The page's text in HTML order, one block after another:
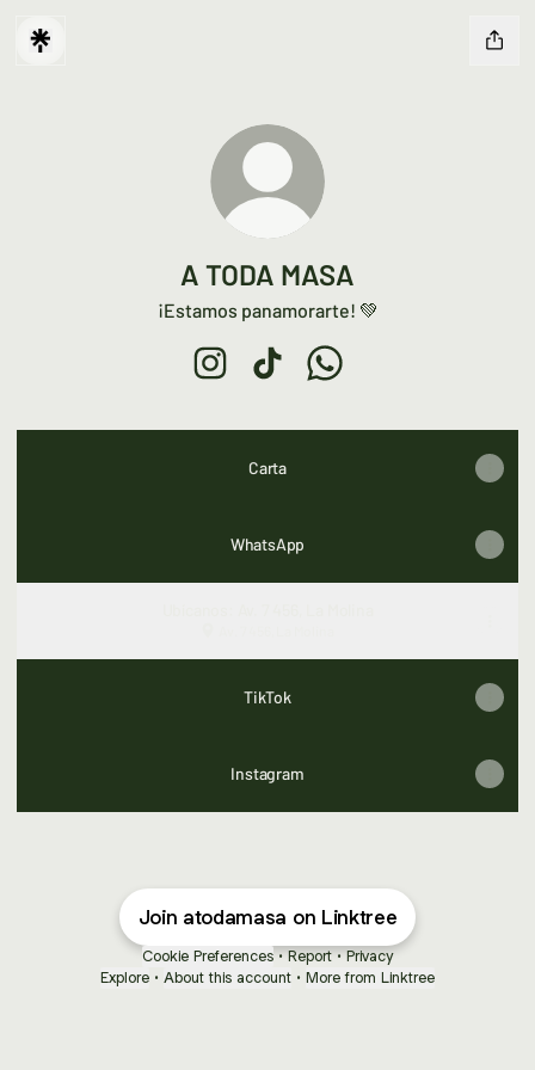
A TODA MASA
¡Estamos panamorarte! 💚
Carta
WhatsApp
TikTok
Instagram
Join atodamasa on Linktree
Cookie Preferences • Report • Privacy
Explore • About this account • More from Linktree